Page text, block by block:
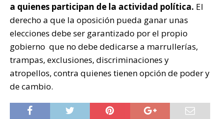
a quienes participan de la actividad política. El
derecho a que la oposición pueda ganar unas
elecciones debe ser garantizado por el propio
gobierno que no debe dedicarse a marrullerías,
trampas, exclusiones, discriminaciones y
atropellos, contra quienes tienen opción de poder y
de cambio.